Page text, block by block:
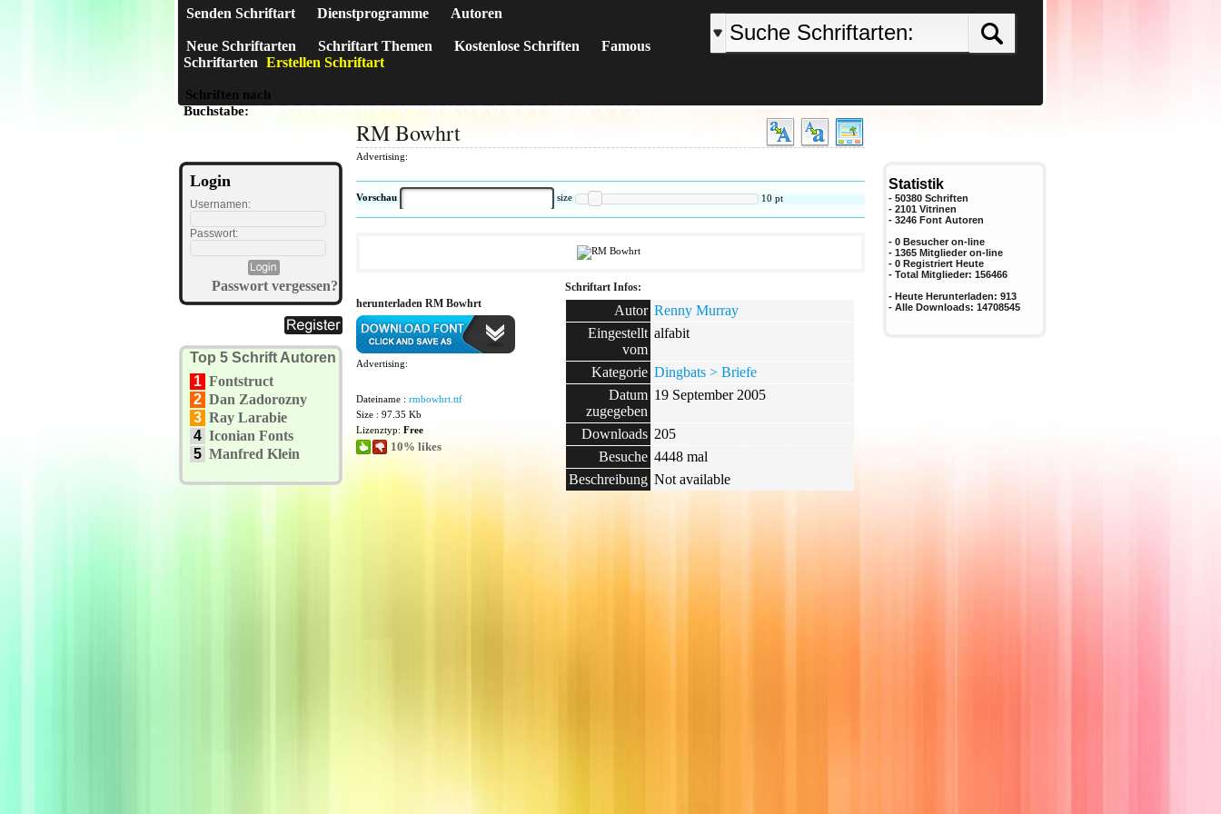
Senden Schriftart Dienstprogramme Autoren
Neue Schriftarten Schriftart Themen Kostenlose Schriften
Famous
Schriftarten Erstellen Schriftart
Schriften nach
Buchstabe: A B C D E F G H I J K L M N O P Q R S T U V W X Y Z #
Login
Usernamen:
Passwort:
Passwort vergessen?
Top 5 Schrift Autoren
1 Fontstruct
2 Dan Zadorozny
3 Ray Larabie
4 Iconian Fonts
5 Manfred Klein
RM Bowhrt
Advertising:
Vorschau size 10 pt
herunterladen RM Bowhrt
Advertising:
Dateiname : rmbowhrt.ttf
Size : 97.35 Kb
Lizenztyp: Free
10% likes
Schriftart Infos:
Autor Renny Murray
Eingestellt
vom
alfabit
Kategorie Dingbats > Briefe
Datum
zugegeben
19 September 2005
Downloads 205
Besuche 4448 mal
Beschreibung Not available
Statistik
- 50380 Schriften
- 2101 Vitrinen
- 3246 Font Autoren
- 0 Besucher on-line
- 1365 Mitglieder on-line
- 0 Registriert Heute
- Total Mitglieder: 156466
- Heute Herunterladen: 913
- Alle Downloads: 14708545